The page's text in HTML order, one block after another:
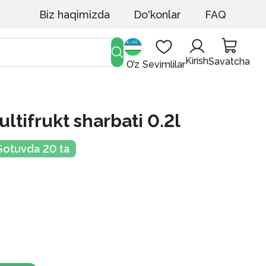
Biz haqimizda Do'konlar FAQ
O’z SevimlilarKirishSavatcha
sharbati 0.2l
20 ta